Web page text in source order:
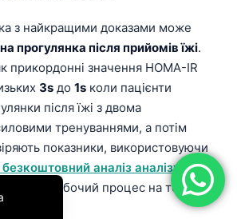
з найкращими доказами може
прогулянка після прийомів їжі.
прикордонні значення HOMA-IR
3s до 1s коли пацієнти
після їжі з двома
тренуваннями, а потім
показники, використовуючи
аналіз аналізу
ШІ
робочий процес на тому